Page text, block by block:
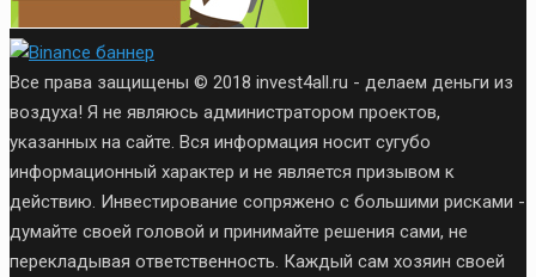
Все права защищены © 2018 invest4all.ru - делаем деньги из
воздуха! Я не являюсь администратором проектов,
указанных на сайте. Вся информация носит сугубо
информационный характер и не является призывом к
действию. Инвестирование сопряжено с большими рисками -
думайте своей головой и принимайте решения сами, не
перекладывая ответственность. Каждый сам хозяин своей